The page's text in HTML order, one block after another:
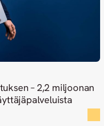
– 2,2 miljoonan